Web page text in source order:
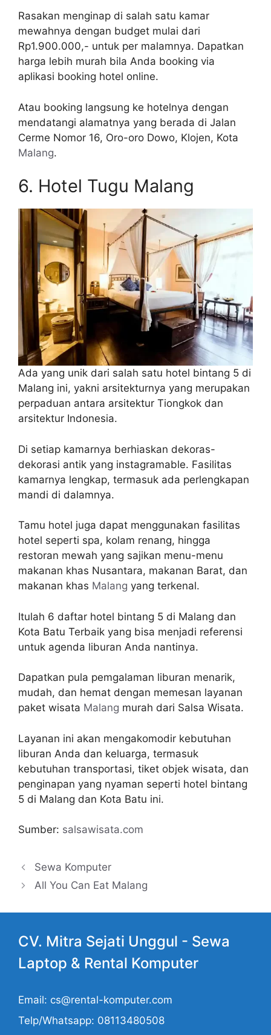
Rasakan menginap di salah satu kamar
mewahnya dengan budget mulai dari
Rp1.900.000,- untuk per malamnya. Dapatkan
harga lebih murah bila Anda booking via
aplikasi booking hotel online.
Atau booking langsung ke hotelnya dengan
mendatangi alamatnya yang berada di Jalan
Cerme Nomor 16, Oro-oro Dowo, Klojen, Kota
Malang.
6. Hotel Tugu Malang
Ada yang unik dari salah satu hotel bintang 5 di
Malang ini, yakni arsitekturnya yang merupakan
perpaduan antara arsitektur Tiongkok dan
arsitektur Indonesia.
Di setiap kamarnya berhiaskan dekoras-
dekorasi antik yang instagramable. Fasilitas
kamarnya lengkap, termasuk ada perlengkapan
mandi di dalamnya.
Tamu hotel juga dapat menggunakan fasilitas
hotel seperti spa, kolam renang, hingga
restoran mewah yang sajikan menu-menu
makanan khas Nusantara, makanan Barat, dan
makanan khas Malang yang terkenal.
Itulah 6 daftar hotel bintang 5 di Malang dan
Kota Batu Terbaik yang bisa menjadi referensi
untuk agenda liburan Anda nantinya.
Dapatkan pula pemgalaman liburan menarik,
mudah, dan hemat dengan memesan layanan
paket wisata Malang murah dari Salsa Wisata.
Layanan ini akan mengakomodir kebutuhan
liburan Anda dan keluarga, termasuk
kebutuhan transportasi, tiket objek wisata, dan
penginapan yang nyaman seperti hotel bintang
5 di Malang dan Kota Batu ini.
Sumber: salsawisata.com
Sewa Komputer
All You Can Eat Malang
CV. Mitra Sejati Unggul - Sewa
Laptop & Rental Komputer
Email: cs@rental-komputer.com
Telp/Whatsapp: 08113480508